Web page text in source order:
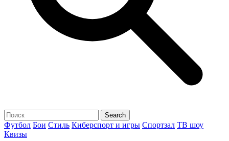
Футбол Бои Стиль Киберспорт и игры Спортзал ТВ шоу
Квизы